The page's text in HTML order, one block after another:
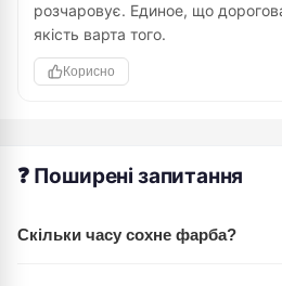
розчаровує. Единое, що
якість варта того.
Корисно
❓ Поширені запитання
Скільки часу сохне фарба?